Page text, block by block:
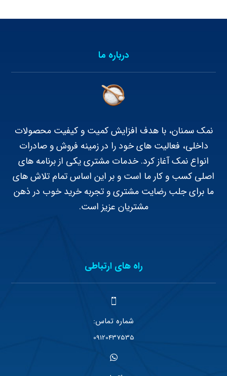
درباره ما
نمک سمنان، با هدف افزایش کمیت و کیفیت محصولات
داخلی، فعالیت های خود را در زمینه فروش و صادرات
انواع نمک آغاز کرد. خدمات مشتری یکی از برنامه های
اصلی کسب و کار ما است و بر این اساس تمام تلاش های
ما برای جلب رضایت مشتری و تجربه خرید خوب در ذهن
مشتریان عزیز است.
راه های ارتباطی
شماره تماس:
09120437535